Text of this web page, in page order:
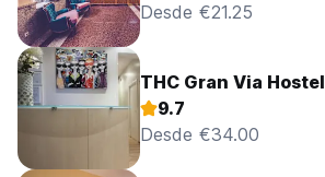
Desde €21.25
THC Gran Via Hostel
9.7
Desde €34.00